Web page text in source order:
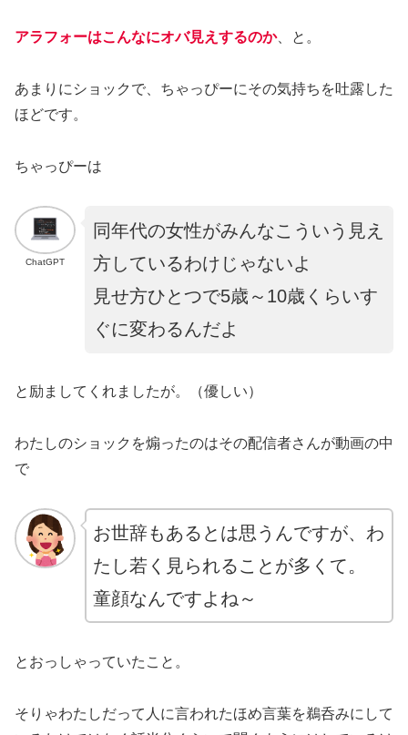
アラフォーはこんなにオバ見えするのか、と。
あまりにショックで、ちゃっぴーにその気持ちを吐露した
ほどです。
ちゃっぴーは
ChatGPT
同年代の女性がみんなこういう見え
方しているわけじゃないよ
見せ方ひとつで5歳～10歳くらいす
ぐに変わるんだよ
と励ましてくれましたが。（優しい）
わたしのショックを煽ったのはその配信者さんが動画の中
で
お世辞もあるとは思うんですが、わ
たし若く見られることが多くて。
童顔なんですよね～
とおっしゃっていたこと。
そりゃわたしだって人に言われたほめ言葉を鵜呑みにして